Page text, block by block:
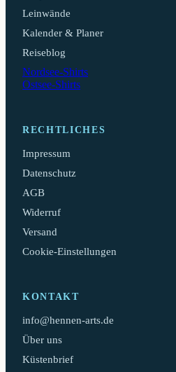
Leinwände
Kalender & Planer
Reiseblog
Nordsee-Shirts
Ostsee-Shirts
RECHTLICHES
Impressum
Datenschutz
AGB
Widerruf
Versand
Cookie-Einstellungen
KONTAKT
info@hennen-arts.de
Über uns
Küstenbrief